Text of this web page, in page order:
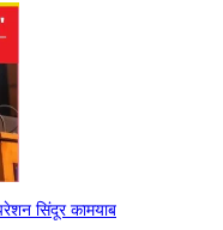
सिंदूर कामयाब